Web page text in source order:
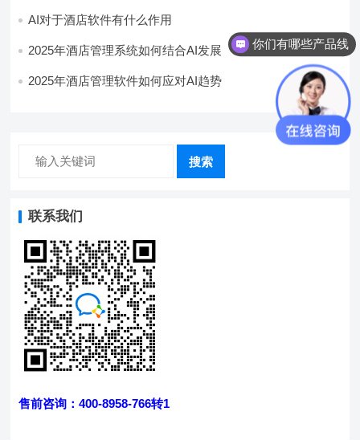
AI对于酒店软件有什么作用
2025年酒店管理系统如何结合AI发展
2025年酒店管理软件如何应对AI趋势
搜索
联系我们
售前咨询：400-8958-766转1
你们有哪些产品线